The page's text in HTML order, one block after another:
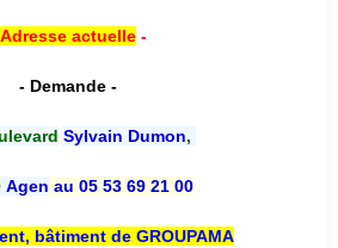
Adresse actuelle-
- Demande -
Sylvain Dumon,
Agen au 05 53 69 21 00
bâtiment de GROUPAMA